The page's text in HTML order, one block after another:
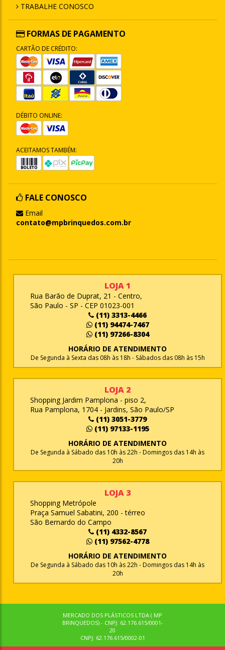
TRABALHE CONOSCO
FORMAS DE PAGAMENTO
CARTÃO DE CRÉDITO:
DÉBITO ONLINE:
ACEITAMOS TAMBÉM:
FALE CONOSCO
Email
contato@mpbrinquedos.com.br
LOJA 1
Rua Barão de Duprat, 21 - Centro,
São Paulo - SP - CEP 01023-001
(11) 3313-4466
(11) 94474-7467
(11) 97266-8304
HORÁRIO DE ATENDIMENTO
De Segunda à Sexta das 08h às 18h - Sábados das 08h às 15h
LOJA 2
Shopping Jardim Pamplona - piso 2,
Rua Pamplona, 1704 - Jardins, São Paulo/SP
(11) 3051-3779
(11) 97133-1195
HORÁRIO DE ATENDIMENTO
De Segunda à Sábado das 10h às 22h - Domingos das 14h às
20h
LOJA 3
Shopping Metrópole
Praça Samuel Sabatini, 200 - térreo
São Bernardo do Campo
(11) 4332-8567
(11) 97562-4778
HORÁRIO DE ATENDIMENTO
De Segunda à Sábado das 10h às 22h - Domingos das 14h às
20h
MERCADO DOS PLÁSTICOS LTDA ( MP
BRINQUEDOS) - CNPJ: 62.176.615/0001-
20
CNPJ: 62.176.615/0002-01